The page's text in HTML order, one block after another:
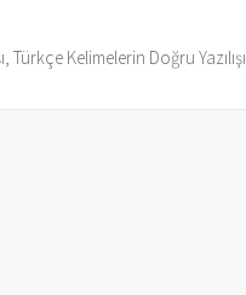
Türkçe Kelimelerin Doğru Yazılışı